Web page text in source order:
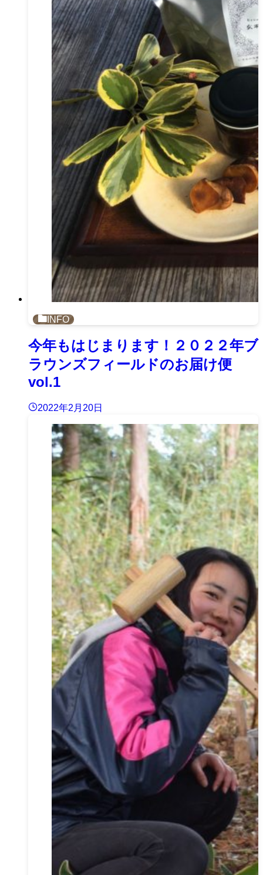
INFO
今年もはじまります！２０２２年ブ
ラウンズフィールドのお届け便
vol.1
2022年2月20日